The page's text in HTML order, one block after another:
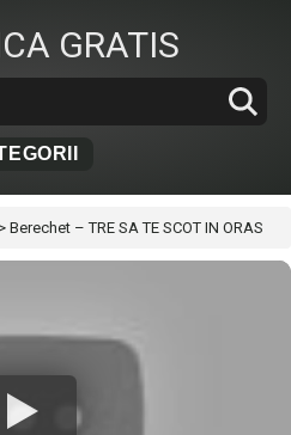
GRATIS
> Berechet – TRE SA TE SCOT IN ORAS